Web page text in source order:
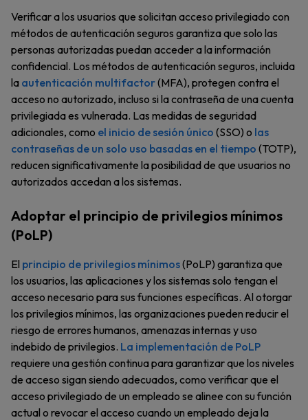
Verificar a los usuarios que solicitan acceso privilegiado con
métodos de autenticación seguros garantiza que solo las
personas autorizadas puedan acceder a la información
confidencial. Los métodos de autenticación seguros, incluida
la autenticación multifactor(MFA), protegen contra el
acceso no autorizado, incluso si la contraseña de una cuenta
privilegiada es vulnerada. Las medidas de seguridad
adicionales, como el inicio de sesión único (SSO) o las
contraseñas de un solo uso basadas en el tiempo (TOTP),
reducen significativamente la posibilidad de que usuarios no
autorizados accedan a los sistemas.
Adoptar el principio de privilegios mínimos
(PoLP)
El principio de privilegios mínimos(PoLP) garantiza que
los usuarios, las aplicaciones y los sistemas solo tengan el
acceso necesario para sus funciones específicas. Al otorgar
los privilegios mínimos, las organizaciones pueden reducir el
riesgo de errores humanos, amenazas internas y uso
indebido de privilegios. La implementación de PoLP
requiere una gestión continua para garantizar que los niveles
de acceso sigan siendo adecuados, como verificar que el
acceso privilegiado de un empleado se alinee con su función
actual o revocar el acceso cuando un empleado deja la